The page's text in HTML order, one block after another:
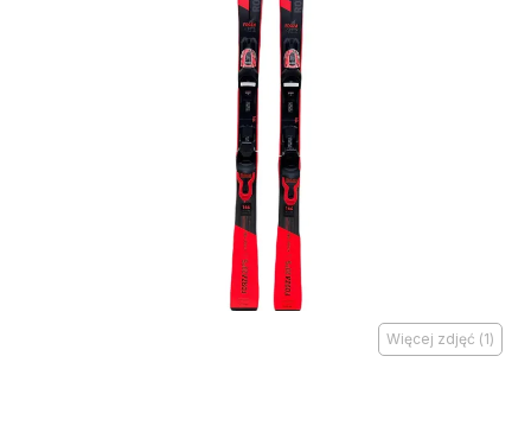
Więcej zdjęć (1)